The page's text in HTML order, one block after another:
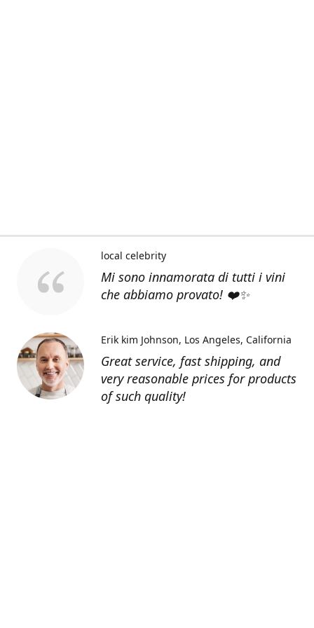
Mi sono innamorata di tutti i vini
che abbiamo provato! ❤️✨
local celebrity
Great service, fast shipping, and
very reasonable prices for products
of such quality!
Erik kim Johnson Los Angeles, California